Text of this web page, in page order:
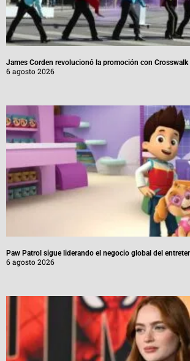
James Corden revolucionó la promoción con
6 agosto 2026
Paw Patrol sigue liderando el negocio global del
6 agosto 2026